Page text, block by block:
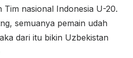
Tim nasional Indonesia U-20.
semuanya pemain udah
dari itu bikin Uzbekistan